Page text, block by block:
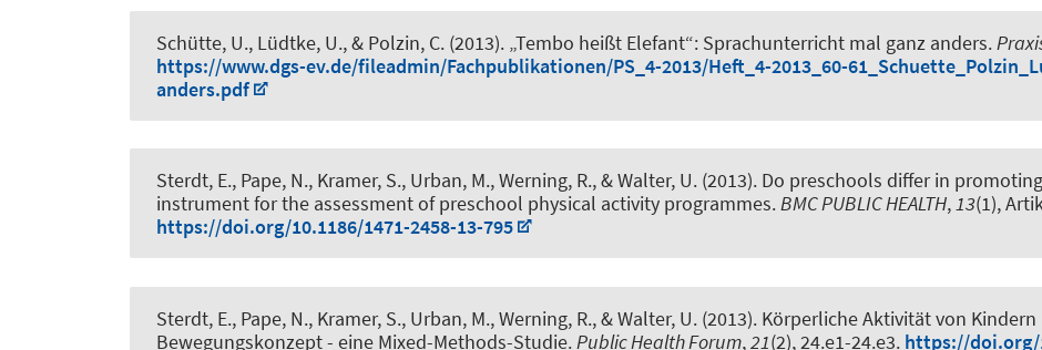
Schütte, U., Lüdtke, U., & Polzin, C. (2013). „Tembo heißt Elefant“: Sprachunterricht mal ganz anders.
https://www.dgs-ev.de/fileadmin/Fachpublikationen/PS_4-2013/Heft_4-2013_60-
anders.pdf
Sterdt, E., Pape, N., Kramer, S., Urban, M., Werning, R., & Walter, U. (2013). Do preschools differ in
instrument for the assessment of preschool physical activity programmes.BMC PUBLIC HEALTH,13(1),
https://doi.org/10.1186/1471-2458-13-795
Sterdt, E., Pape, N., Kramer, S., Urban, M., Werning, R., & Walter, U. (2013). Körperliche Aktivität von
Bewegungskonzept - eine Mixed-Methods-Studie.Public Health Forum,21(2), 24.e1-24.e3. https://doi.org/